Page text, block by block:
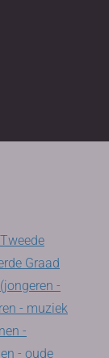
Graad
-
- muziek
-
- oude